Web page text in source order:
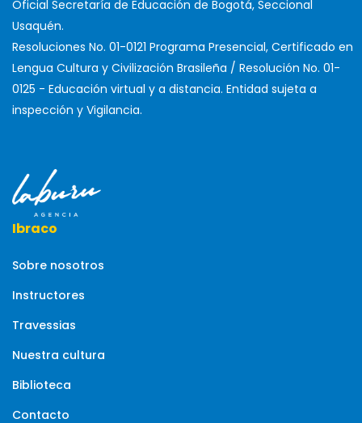
Oficial Secretaría de Educación de Bogotá, Seccional
Usaquén.
Resoluciones No. 01-0121 Programa Presencial, Certificado en
Lengua Cultura y Civilización Brasileña / Resolución No. 01-
0125 - Educación virtual y a distancia. Entidad sujeta a
inspección y Vigilancia.
Ibraco
Sobre nosotros
Instructores
Travessias
Nuestra cultura
Biblioteca
Contacto